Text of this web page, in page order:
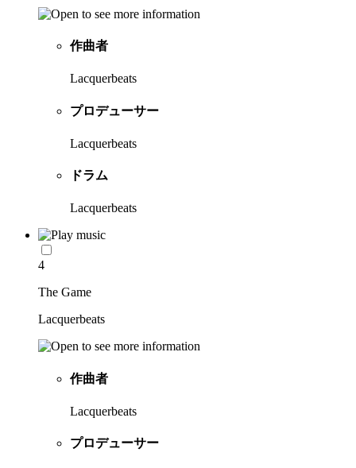
作曲者
Lacquerbeats
プロデューサー
Lacquerbeats
ドラム
Lacquerbeats
4
The Game
Lacquerbeats
作曲者
Lacquerbeats
プロデューサー